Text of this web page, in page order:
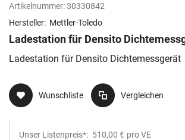
Artikelnummer:30330842
Hersteller: Mettler-Toledo
Ladestation für Densito
Ladestation für Densito Dichtemessgerät
Wunschliste Vergleichen
Unser Listenpreis*: 510,00 € pro VE